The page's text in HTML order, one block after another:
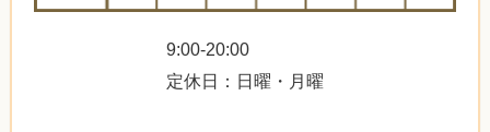
9:00-20:00
定休日：日曜・月曜